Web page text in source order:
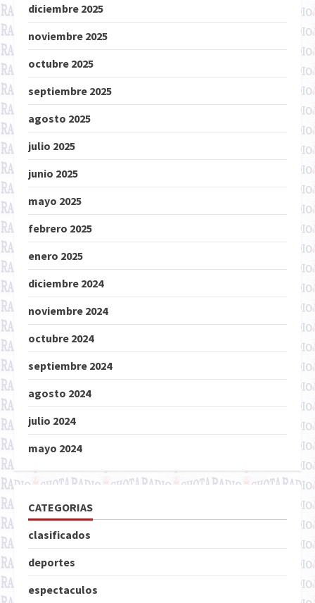
diciembre 2025
noviembre 2025
octubre 2025
septiembre 2025
agosto 2025
julio 2025
junio 2025
mayo 2025
febrero 2025
enero 2025
diciembre 2024
noviembre 2024
octubre 2024
septiembre 2024
agosto 2024
julio 2024
mayo 2024
CATEGORIAS
clasificados
deportes
espectaculos